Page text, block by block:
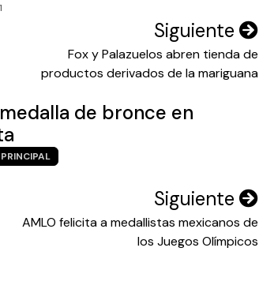
Siguiente
Fox y Palazuelos abren tienda de
productos derivados de la mariguana
de bronce en
PRINCIPAL
Siguiente
AMLO felicita a medallistas mexicanos de
los Juegos Olímpicos